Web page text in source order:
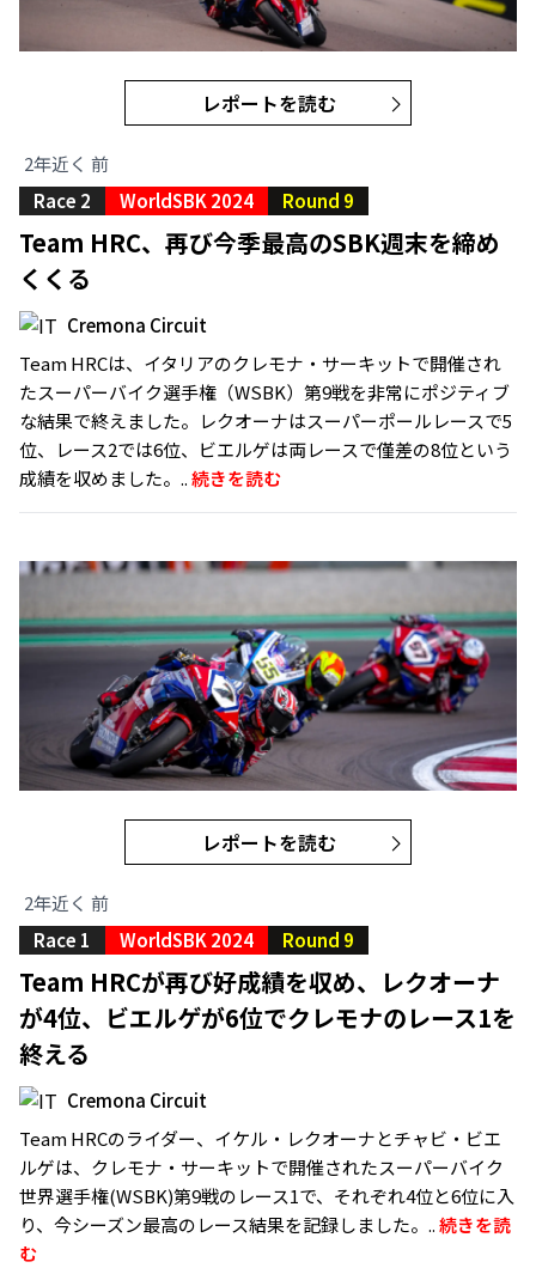
レポートを読む
2年近く 前
Race 2
WorldSBK 2024 Round 9
Team HRC、再び今季最高のSBK週末を締め
くくる
Cremona Circuit
Team HRCは、イタリアのクレモナ・サーキットで開催され
たスーパーバイク選手権（WSBK）第9戦を非常にポジティブ
な結果で終えました。レクオーナはスーパーポールレースで5
位、レース2では6位、ビエルゲは両レースで僅差の8位という
成績を収めました。..続きを読む
レポートを読む
2年近く 前
Race 1
WorldSBK 2024 Round 9
Team HRCが再び好成績を収め、レクオーナ
が4位、ビエルゲが6位でクレモナのレース1を
終える
Cremona Circuit
Team HRCのライダー、イケル・レクオーナとチャビ・ビエ
ルゲは、クレモナ・サーキットで開催されたスーパーバイク
世界選手権(WSBK)第9戦のレース1で、それぞれ4位と6位に入
り、今シーズン最高のレース結果を記録しました。..続きを読
む